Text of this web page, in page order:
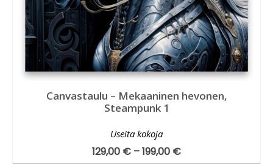
Canvastaulu – Mekaaninen hevonen,
Steampunk 1
Useita kokoja
129,00 € –199,00 €